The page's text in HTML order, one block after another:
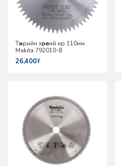
Төмрийн хөрөөний ир 110мм
Makita 792010-8
26,400₮